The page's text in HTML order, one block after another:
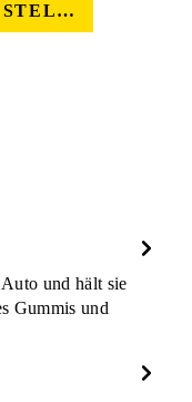
und hält sie
Gummis und